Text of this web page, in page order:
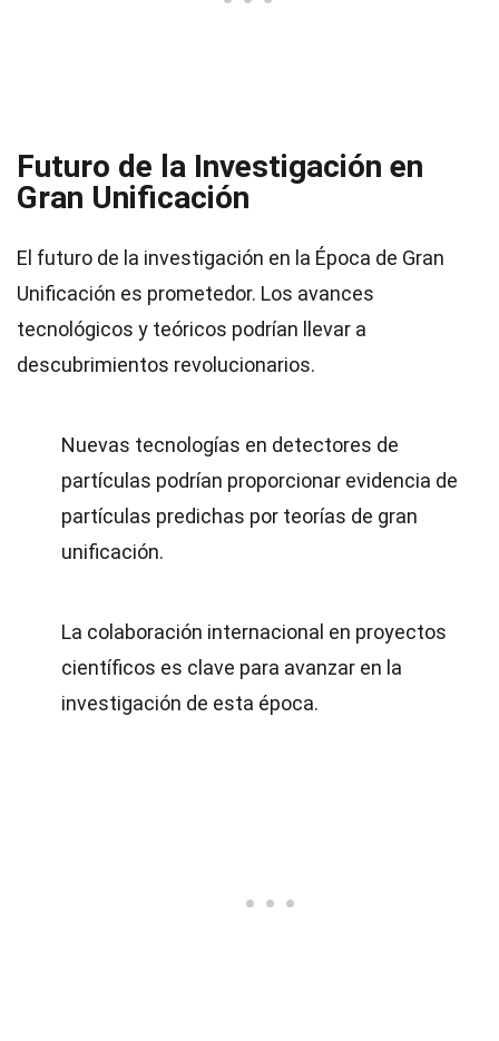
Futuro de la Investigación en
Gran Unificación
El futuro de la investigación en la Época de Gran
Unificación es prometedor. Los avances
tecnológicos y teóricos podrían llevar a
descubrimientos revolucionarios.
Nuevas tecnologías en detectores de
partículas podrían proporcionar evidencia de
partículas predichas por teorías de gran
unificación.
La colaboración internacional en proyectos
científicos es clave para avanzar en la
investigación de esta época.